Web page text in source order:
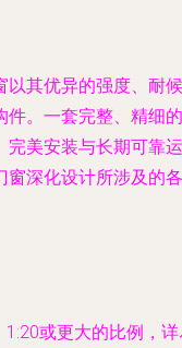
以其优异的强度、耐候
件。一套完整、精细的
完美安装与长期可靠运
窗深化设计所涉及的各
或更大的比例，